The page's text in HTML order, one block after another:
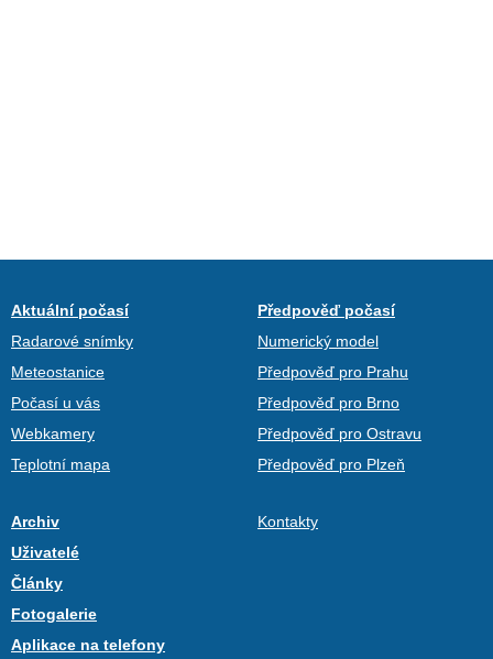
Aktuální počasí
Radarové snímky
Meteostanice
Počasí u vás
Webkamery
Teplotní mapa
Předpověď počasí
Numerický model
Předpověď pro Prahu
Předpověď pro Brno
Předpověď pro Ostravu
Předpověď pro Plzeň
Archiv
Uživatelé
Články
Fotogalerie
Aplikace na telefony
Kontakty